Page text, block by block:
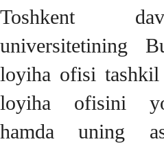
Toshkent
universitetining
loyiha ofisi
loyiha ofisini
hamda uning